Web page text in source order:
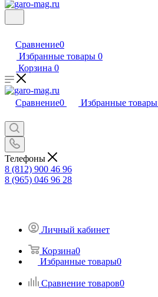
Сравнение0
Избранные товары 0
Корзина 0
Сравнение0 Избранные товары
Телефоны
8 (812) 900 46 96
8 (965) 046 96 28
Личный кабинет
Корзина0
Избранные товары0
Сравнение товаров0